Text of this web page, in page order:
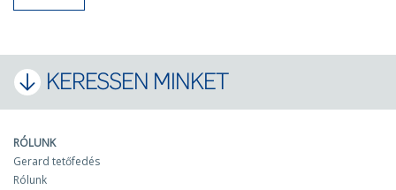
KERESSEN MINKET
RÓLUNK
Gerard tetőfedés
Rólunk